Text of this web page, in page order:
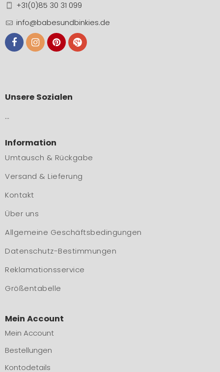
+31(0)85 30 31 099
info@babesundbinkies.de
Unsere Sozialen
…
Information
Umtausch & Rückgabe
Versand & Lieferung
Kontakt
Über uns
Allgemeine Geschäftsbedingungen
Datenschutz-Bestimmungen
Reklamationsservice
Größentabelle
Mein Account
Mein Account
Bestellungen
Kontodetails